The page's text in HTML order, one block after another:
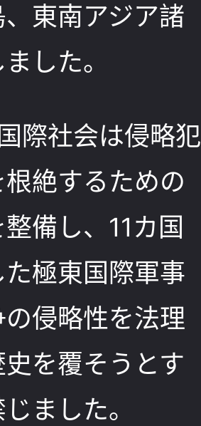
東南アジア諸
した。
際社会は侵略犯
絶するための
備し、11カ国
極東国際軍事
侵略性を法理
を覆そうとす
ました。